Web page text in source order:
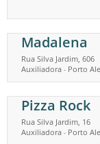
Madalena
Rua Silva Jardim, 606
Auxiliadora - Porto
Pizza Rock
Rua Silva Jardim, 16
Auxiliadora - Porto